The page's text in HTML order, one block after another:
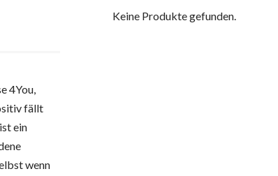
4You,
fällt
ein
wenn
Keine Produkte gefunden.